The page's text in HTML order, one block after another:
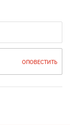
ОПОВЕСТИТЬ